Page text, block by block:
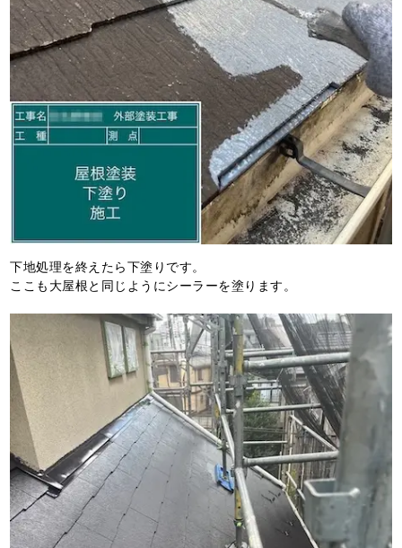
下地処理を終えたら下塗りです。
ここも大屋根と同じようにシーラーを塗ります。